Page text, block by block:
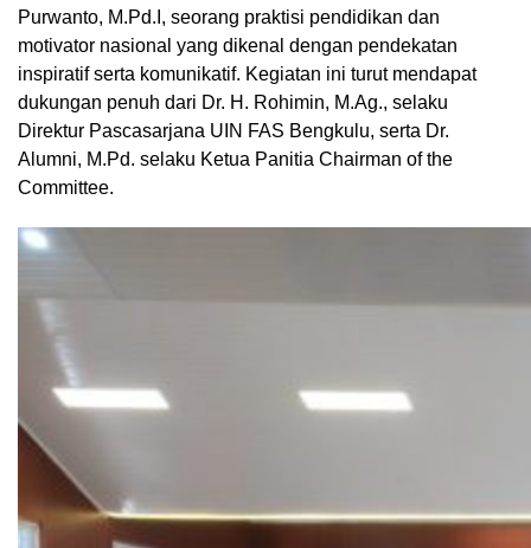
Purwanto, M.Pd.I, seorang praktisi pendidikan dan
motivator nasional yang dikenal dengan pendekatan
inspiratif serta komunikatif. Kegiatan ini turut mendapat
dukungan penuh dari Dr. H. Rohimin, M.Ag., selaku
Direktur Pascasarjana UIN FAS Bengkulu, serta Dr.
Alumni, M.Pd. selaku Ketua Panitia Chairman of the
Committee.